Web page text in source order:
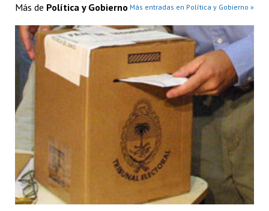
Más de Política y Gobierno Más entradas en Política y Gobierno »